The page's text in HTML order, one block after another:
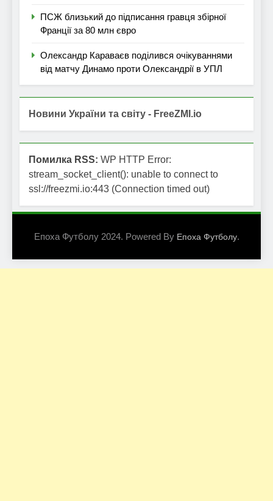
ПСЖ близький до підписання гравця збірної
Франції за 80 млн євро
Олександр Караваєв поділився очікуваннями
від матчу Динамо проти Олександрії в УПЛ
Новини України та світу - FreeZMI.io
Помилка RSS: WP HTTP Error:
stream_socket_client(): unable to connect to
ssl://freezmi.io:443 (Connection timed out)
Епоха Футболу 2024. Powered By Епоха Футболу.